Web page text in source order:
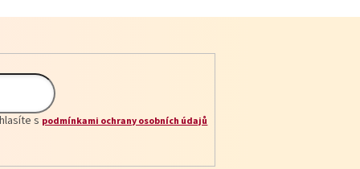
s podmínkami ochrany osobních údajů